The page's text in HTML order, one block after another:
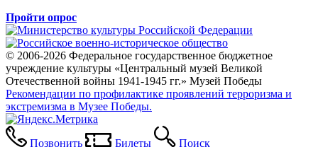
Пройти опрос
© 2006-2026 Федеральное государственное бюджетное
учреждение культуры «Центральный музей Великой
Отечественной войны 1941-1945 гг.» Музей Победы
Рекомендации по профилактике проявлений терроризма и
экстремизма в Музее Победы.
Позвонить Билеты Поиск